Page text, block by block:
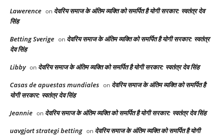
Lawerence on देवरिय समाज के अंतिम व्यक्ति को समर्पित है योगी सरकार: स्वतंत्र देव
सिंह
Betting Sverige on देवरिय समाज के अंतिम व्यक्ति को समर्पित है योगी सरकार: स्वतंत्र
देव सिंह
Libby on देवरिय समाज के अंतिम व्यक्ति को समर्पित है योगी सरकार: स्वतंत्र देव सिंह
Casas de apuestas mundiales on देवरिय समाज के अंतिम व्यक्ति को समर्पित है
योगी सरकार: स्वतंत्र देव सिंह
Jeannie on देवरिय समाज के अंतिम व्यक्ति को समर्पित है योगी सरकार: स्वतंत्र देव सिंह
uavgjort strategi betting on देवरिय समाज के अंतिम व्यक्ति को समर्पित है योगी